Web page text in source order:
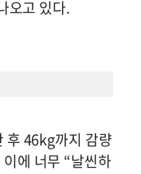
오고 있다.
후 46kg까지 감량
에 너무 “날씬하